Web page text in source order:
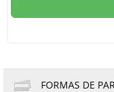
FORMAS DE